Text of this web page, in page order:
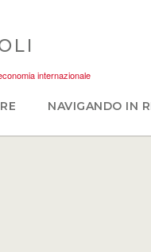
internazionale
NAVIGANDO IN